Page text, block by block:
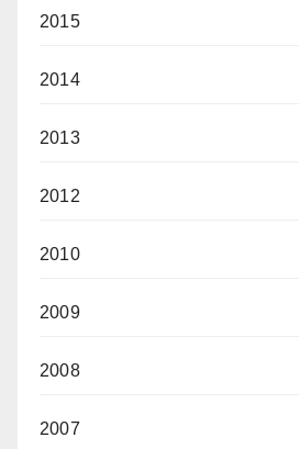
2015
2014
2013
2012
2010
2009
2008
2007